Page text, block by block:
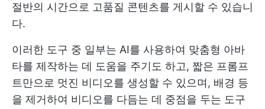
절반의 시간으로 고품질 콘텐츠를 게시할 수 있습니
다.
이러한 도구 중 일부는 AI를 사용하여 맞춤형 아바
타를 제작하는 데 도움을 주기도 하고, 짧은 프롬프
트만으로 멋진 비디오를 생성할 수 있으며, 배경 등
을 제거하여 비디오를 다듬는 데 중점을 두는 도구